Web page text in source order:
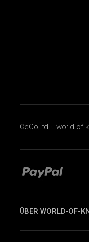
CeCo ltd. - world-of-
ÜBER WORLD-OF-